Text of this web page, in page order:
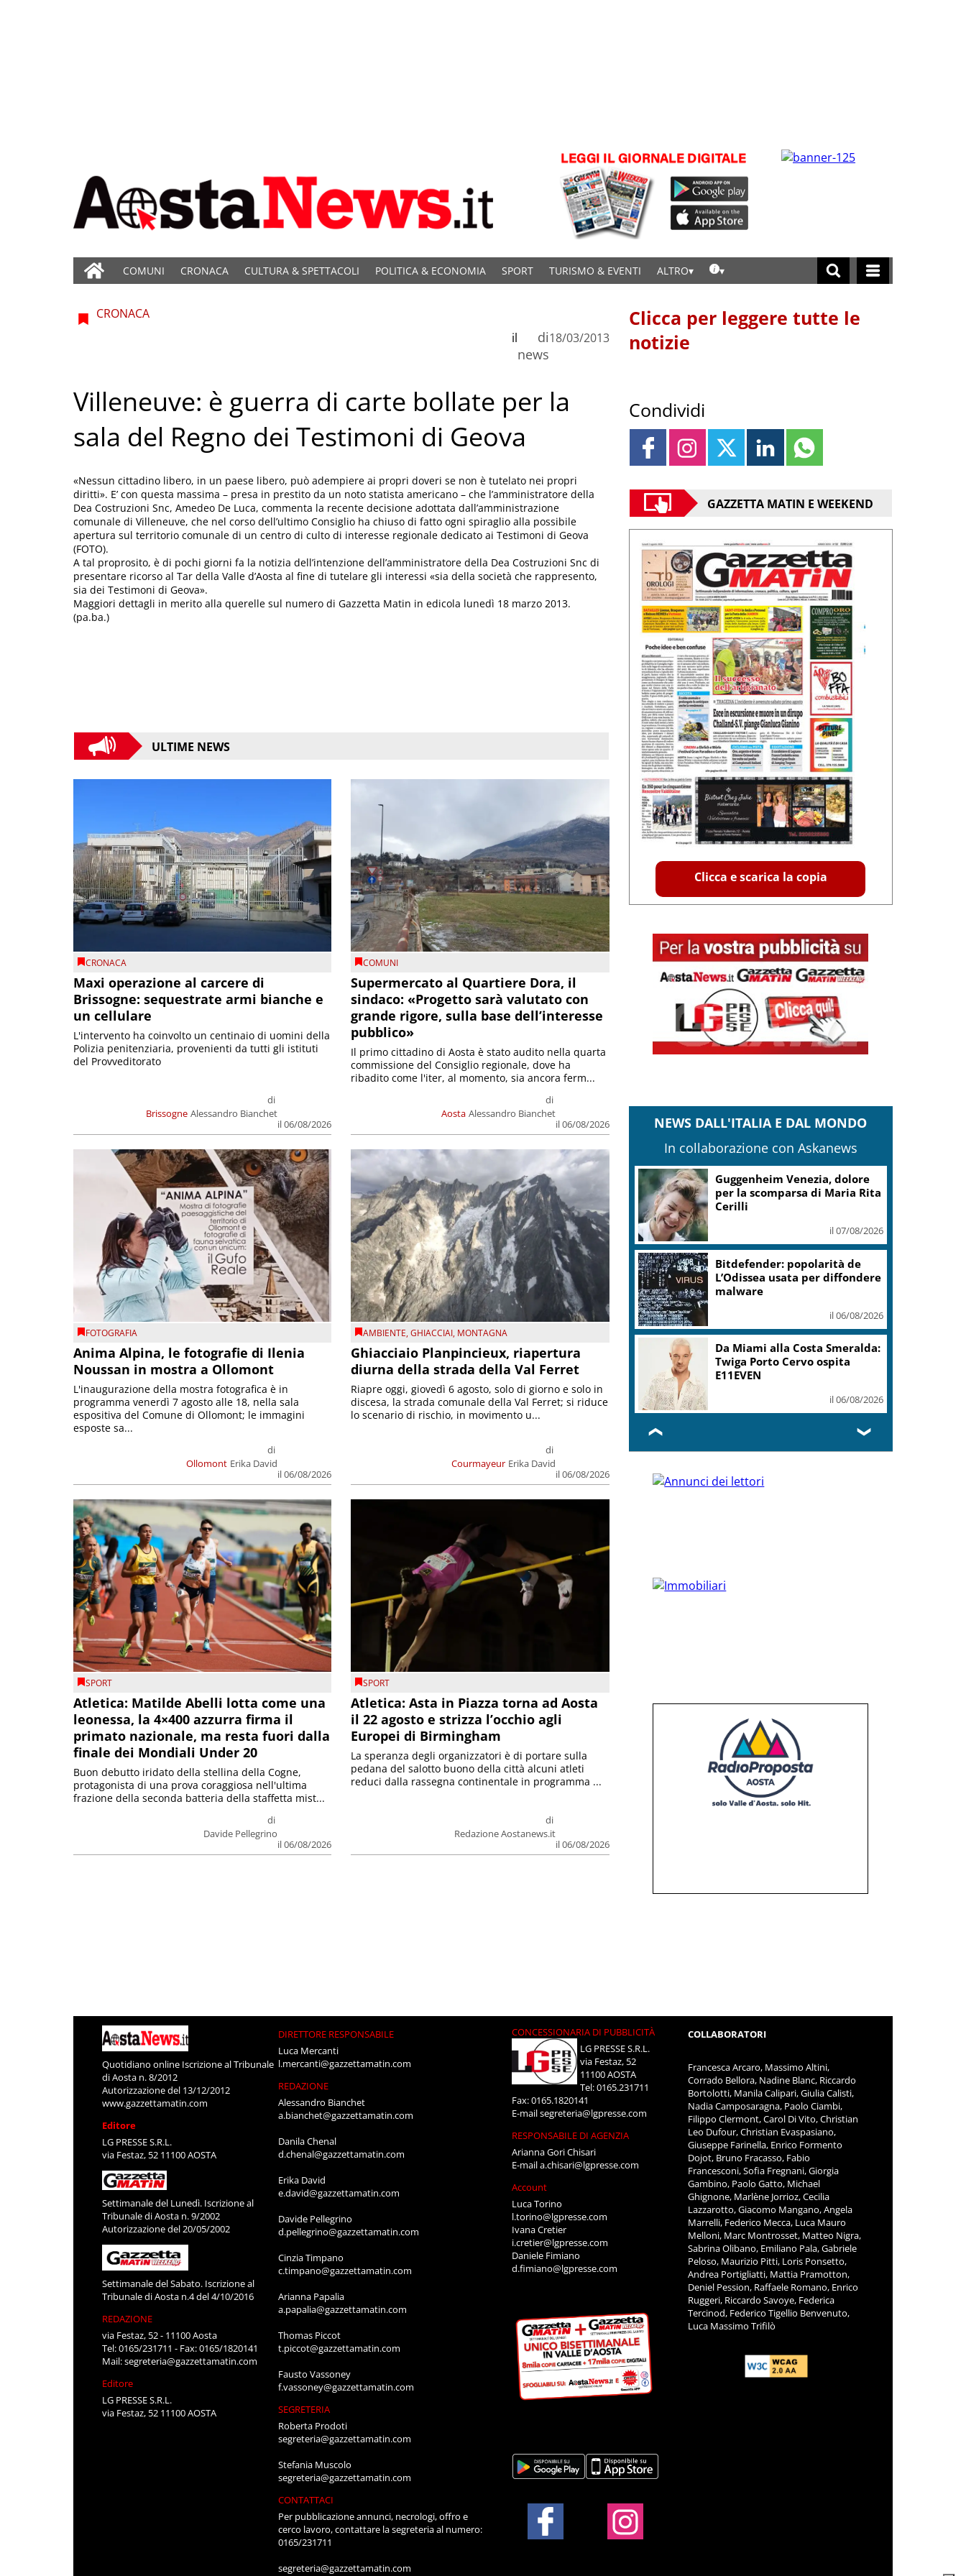
COMUNI CRONACA CULTURA & SPETTACOLI POLITICA & ECONOMIA SPORT TURISMO & EVENTI ALTRO
CRONACA
di
news
il 18/03/2013
Villeneuve: è guerra di carte bollate per la
sala del Regno dei Testimoni di Geova
«Nessun cittadino libero, in un paese libero, può adempiere ai propri doveri se non è tutelato nei propri
diritti». E’ con questa massima – presa in prestito da un noto statista americano – che l’amministratore della
Dea Costruzioni Snc, Amedeo De Luca, commenta la recente decisione adottata dall’amministrazione
comunale di Villeneuve, che nel corso dell’ultimo Consiglio ha chiuso di fatto ogni spiraglio alla possibile
apertura sul territorio comunale di un centro di culto di interesse regionale dedicato ai Testimoni di Geova
(FOTO).
A tal proprosito, è di pochi giorni fa la notizia dell’intenzione dell’amministratore della Dea Costruzioni Snc di
presentare ricorso al Tar della Valle d’Aosta al fine di tutelare gli interessi «sia della società che rappresento,
sia dei Testimoni di Geova».
Maggiori dettagli in merito alla querelle sul numero di Gazzetta Matin in edicola lunedì 18 marzo 2013.
(pa.ba.)
ULTIME NEWS
CRONACA
Maxi operazione al carcere di
Brissogne: sequestrate armi bianche e
un cellulare
Brissogne
di
Alessandro Bianchet
il 06/08/2026
L'intervento ha coinvolto un centinaio di uomini della
Polizia penitenziaria, provenienti da tutti gli istituti
del Provveditorato
COMUNI
Supermercato al Quartiere Dora, il
sindaco: «Progetto sarà valutato con
grande rigore, sulla base dell’interesse
pubblico»
Aosta
di
Alessandro Bianchet
il 06/08/2026
Il primo cittadino di Aosta è stato audito nella quarta
commissione del Consiglio regionale, dove ha
ribadito come l'iter, al momento, sia ancora ferm...
FOTOGRAFIA
Anima Alpina, le fotografie di Ilenia
Noussan in mostra a Ollomont
Ollomont
di
Erika David
il 06/08/2026
L'inaugurazione della mostra fotografica è in
programma venerdì 7 agosto alle 18, nella sala
espositiva del Comune di Ollomont; le immagini
esposte sa...
AMBIENTE,GHIACCIAI, MONTAGNA
Ghiacciaio Planpincieux, riapertura
diurna della strada della Val Ferret
Courmayeur
di
Erika David
il 06/08/2026
Riapre oggi, giovedì 6 agosto, solo di giorno e solo in
discesa, la strada comunale della Val Ferret; si riduce
lo scenario di rischio, in movimento u...
SPORT
Atletica: Matilde Abelli lotta come una
leonessa, la 4×400 azzurra firma il
primato nazionale, ma resta fuori dalla
finale dei Mondiali Under 20
di
Davide Pellegrino
il 06/08/2026
Buon debutto iridato della stellina della Cogne,
protagonista di una prova coraggiosa nell'ultima
frazione della seconda batteria della staffetta mist...
SPORT
Atletica: Asta in Piazza torna ad Aosta
il 22 agosto e strizza l’occhio agli
Europei di Birmingham
di
Redazione Aostanews.it
il 06/08/2026
La speranza degli organizzatori è di portare sulla
pedana del salotto buono della città alcuni atleti
reduci dalla rassegna continentale in programma ...
Clicca per leggere tutte le
notizie
Condividi
GAZZETTA MATIN E WEEKEND
Clicca e scarica la copia
NEWS DALL'ITALIA E DAL MONDO
In collaborazione con Askanews
Guggenheim Venezia, dolore
per la scomparsa di Maria Rita
Cerilli
il 07/08/2026
Bitdefender: popolarità de
L’Odissea usata per diffondere
malware
il 06/08/2026
Da Miami alla Costa Smeralda:
Twiga Porto Cervo ospita
E11EVEN
il 06/08/2026
❮ ❯
Quotidiano online Iscrizione al Tribunale
di Aosta n. 8/2012
Autorizzazione del 13/12/2012
www.gazzettamatin.com
Editore
LG PRESSE S.R.L.
via Festaz, 52 11100 AOSTA
Settimanale del Lunedì. Iscrizione al
Tribunale di Aosta n. 9/2002
Autorizzazione del 20/05/2002
Settimanale del Sabato. Iscrizione al
Tribunale di Aosta n.4 del 4/10/2016
REDAZIONE
via Festaz, 52 - 11100 Aosta
Tel: 0165/231711 - Fax: 0165/1820141
Mail:segreteria@gazzettamatin.com
Editore
LG PRESSE S.R.L.
via Festaz, 52 11100 AOSTA
DIRETTORE RESPONSABILE
Luca Mercanti
l.mercanti@gazzettamatin.com
REDAZIONE
Alessandro Bianchet
a.bianchet@gazzettamatin.com
Danila Chenal
d.chenal@gazzettamatin.com
Erika David
e.david@gazzettamatin.com
Davide Pellegrino
d.pellegrino@gazzettamatin.com
Cinzia Timpano
c.timpano@gazzettamatin.com
Arianna Papalia
a.papalia@gazzettamatin.com
Thomas Piccot
t.piccot@gazzettamatin.com
Fausto Vassoney
f.vassoney@gazzettamatin.com
SEGRETERIA
Roberta Prodoti
segreteria@gazzettamatin.com
Stefania Muscolo
segreteria@gazzettamatin.com
CONTATTACI
Per pubblicazione annunci, necrologi, offro e
cerco lavoro, contattare la segreteria al numero:
0165/231711
segreteria@gazzettamatin.com
CONCESSIONARIA DI PUBBLICITÀ
LG PRESSE S.R.L.
via Festaz, 52
11100 AOSTA
Tel: 0165.231711
Fax: 0165.1820141
E-mailsegreteria@lgpresse.com
RESPONSABILE DI AGENZIA
Arianna Gori Chisari
E-maila.chisari@lgpresse.com
Account
Luca Torino
l.torino@lgpresse.com
Ivana Cretier
i.cretier@lgpresse.com
Daniele Fimiano
d.fimiano@lgpresse.com
COLLABORATORI
Francesca Arcaro, Massimo Altini,
Corrado Bellora, Nadine Blanc, Riccardo
Bortolotti, Manila Calipari, Giulia Calisti,
Nadia Camposaragna, Paolo Ciambi,
Filippo Clermont, Carol Di Vito, Christian
Leo Dufour, Christian Evaspasiano,
Giuseppe Farinella, Enrico Formento
Dojot, Bruno Fracasso, Fabio
Francesconi, Sofia Fregnani, Giorgia
Gambino, Paolo Gatto, Michael
Ghignone, Marlène Jorrioz, Cecilia
Lazzarotto, Giacomo Mangano, Angela
Marrelli, Federico Mecca, Luca Mauro
Melloni, Marc Montrosset, Matteo Nigra,
Sabrina Olibano, Emiliano Pala, Gabriele
Peloso, Maurizio Pitti, Loris Ponsetto,
Andrea Portigliatti, Mattia Pramotton,
Deniel Pession, Raffaele Romano, Enrico
Ruggeri, Riccardo Savoye, Federica
Tercinod, Federico Tigellio Benvenuto,
Luca Massimo Trifilò